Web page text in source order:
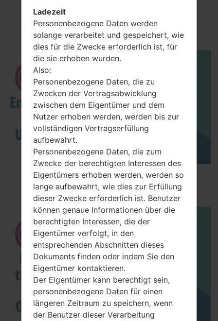
LGLX600(LGLX600)
akaLG Lotus
How to Enable Developer Options & USB
Debugging on LG ?
Ladezeit
Personenbezogene Daten werden
solange verarbeitet und gespeichert, wie
dies für die Zwecke erforderlich ist, für
die sie erhoben wurden.
Also:
Personenbezogene Daten, die zu
Zwecken der Vertragsabwicklung
zwischen dem Eigentümer und dem
Nutzer erhoben werden, werden bis zur
vollständigen Vertragserfüllung
aufbewahrt.
Personenbezogene Daten, die zum
Zwecke der berechtigten Interessen des
Eigentümers erhoben werden, werden so
lange aufbewahrt, wie dies zur Erfüllung
dieser Zwecke erforderlich ist. Benutzer
können genaue Informationen über die
berechtigten Interessen, die der
Eigentümer verfolgt, in den
entsprechenden Abschnitten dieses
Dokuments finden oder indem Sie den
Eigentümer kontaktieren.
Der Eigentümer kann berechtigt sein,
personenbezogene Daten für einen
längeren Zeitraum zu speichern, wenn
der Benutzer dieser Verarbeitung